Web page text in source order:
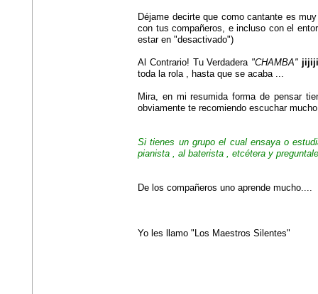
Déjame decirte que como cantante es
con tus compañeros, e incluso con el
estar en "desactivado")
Al Contrario! Tu Verdadera "CHAMBA"
toda la rola , hasta que se acaba ...
Mira, en mi resumida forma de pensar
obviamente te recomiendo escuchar
Si tienes un grupo el cual ensaya o
pianista , al baterista , etcétera y
De los compañeros uno aprende mucho....
Yo les llamo "Los Maestros Silentes"